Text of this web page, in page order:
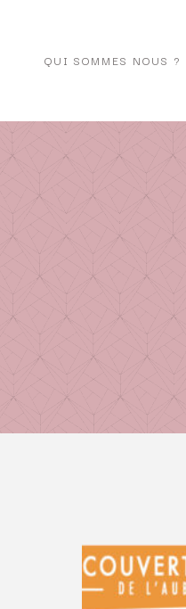
QUI SOMMES NOUS ?